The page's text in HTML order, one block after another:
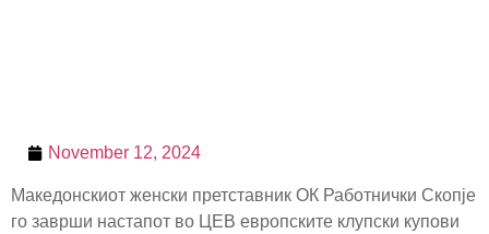
November 12, 2024
Македонскиот женски претставник ОК Работнички Скопје
го заврши настапот во ЦЕВ европските клупски купови